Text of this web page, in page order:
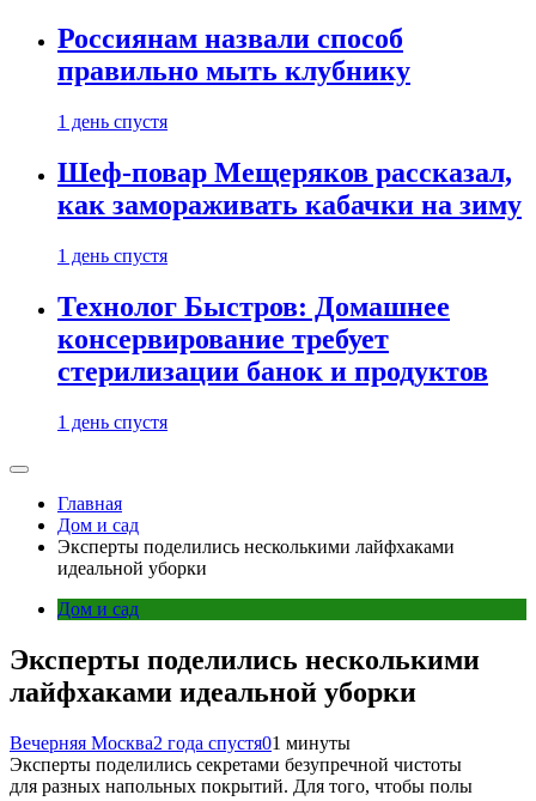
Россиянам назвали способ
правильно мыть клубнику
1 день спустя
Шеф-повар Мещеряков рассказал,
как замораживать кабачки на зиму
1 день спустя
Технолог Быстров: Домашнее
консервирование требует
стерилизации банок и продуктов
1 день спустя
Главная
Дом и сад
Эксперты поделились несколькими лайфхаками
идеальной уборки
Дом и сад
Эксперты поделились несколькими
лайфхаками идеальной уборки
Вечерняя Москва2 года спустя01 минуты
Эксперты поделились секретами безупречной чистоты
для разных напольных покрытий. Для того, чтобы полы